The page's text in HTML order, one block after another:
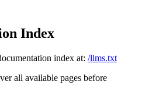
Index
index at: /llms.txt
all available pages before